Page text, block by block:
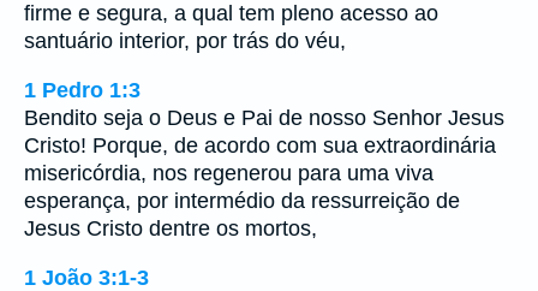
firme e segura, a qual tem pleno acesso ao
santuário interior, por trás do véu,
1 Pedro 1:3
Bendito seja o Deus e Pai de nosso Senhor Jesus
Cristo! Porque, de acordo com sua extraordinária
misericórdia, nos regenerou para uma viva
esperança, por intermédio da ressurreição de
Jesus Cristo dentre os mortos,
1 João 3:1-3